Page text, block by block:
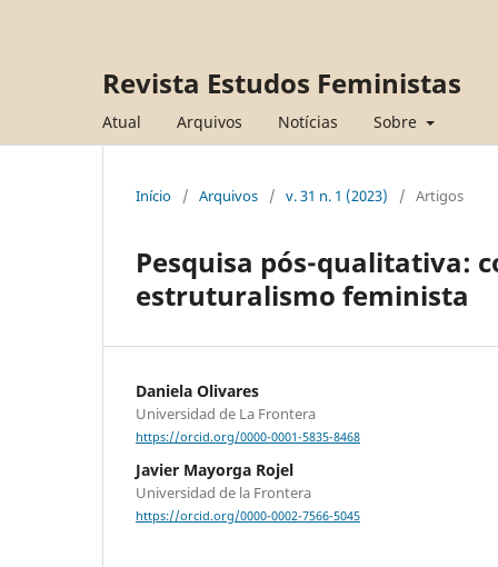
Revista Estudos Feministas
Atual Arquivos Notícias Sobre
Início / Arquivos / v. 31 n. 1 (2023) / Artigos
Pesquisa pós-qualitativa:
estruturalismo feminista
Daniela Olivares
Universidad de La Frontera
https://orcid.org/0000-0001-5835-8468
Javier Mayorga Rojel
Universidad de la Frontera
https://orcid.org/0000-0002-7566-5045